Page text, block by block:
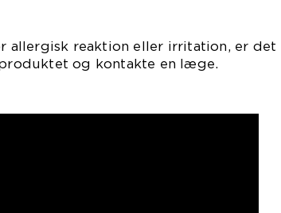
allergisk reaktion eller irritation, er det
og kontakte en læge.